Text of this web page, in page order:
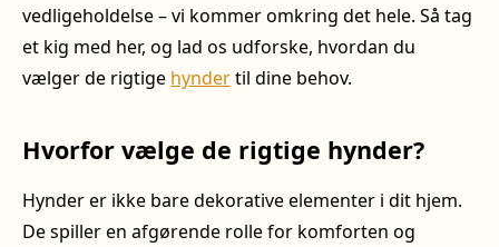
vedligeholdelse – vi kommer omkring det hele. Så tag
et kig med her, og lad os udforske, hvordan du
vælger de rigtige hyndertil dine behov.
Hvorfor vælge de rigtige hynder?
Hynder er ikke bare dekorative elementer i dit hjem.
De spiller en afgørende rolle for komforten og